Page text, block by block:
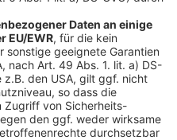
sich gewinnen. Das ist